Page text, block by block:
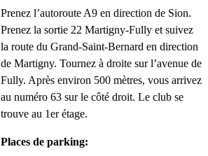
Prenez l’autoroute A9 en direction de Sion.
Prenez la sortie 22 Martigny-Fully et suivez
la route du Grand-Saint-Bernard en direction
de Martigny. Tournez à droite sur l’avenue de
Fully. Après environ 500 mètres, vous arrivez
au numéro 63 sur le côté droit. Le club se
trouve au 1er étage.
Places de parking: